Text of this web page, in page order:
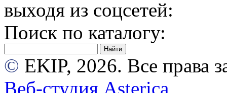
выходя из соцсетей:
Поиск по каталогу:
© EKIP, 2026. Все права
Веб-студия Asterica